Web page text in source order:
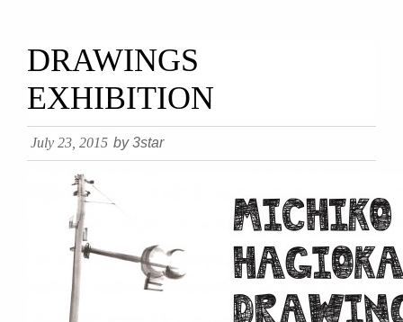
DRAWINGS
EXHIBITION
July 23, 2015 by 3star